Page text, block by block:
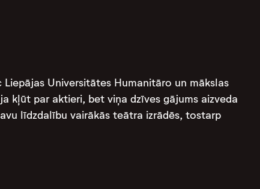
Universitātes Humanitāro un mākslas
kļūt par aktieri, bet viņa dzīves gājums aizveda
līdzdalību vairākās teātra izrādēs, tostarp